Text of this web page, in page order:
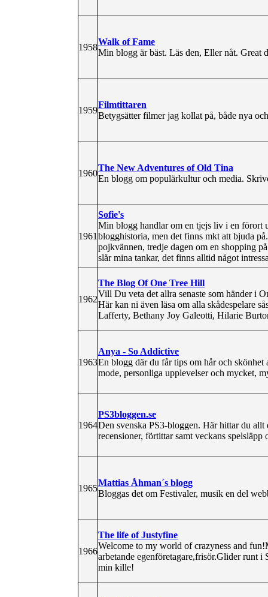
1958
Walk of Fame
Min blogg är bäst. Läs den, Eller nåt. Great
1959
Filmtittaren
Betygsätter filmer jag kollat på, både nya
1960
The New Adventures of Old Tina
En blogg om populärkultur och media.
1961
Sofie's
Min blogg handlar om en tjejs liv i en förort
blogghistoria, men det finns mkt att bjuda
pojkvännen, tredje dagen om en shopping
slår mina tankar, det finns alltid något
1962
The Blog Of One Tree Hill
Vill Du veta det allra senaste som händer i
Här kan ni även läsa om alla skådespelare
Lafferty, Bethany Joy Galeotti, Hilarie
1963
Anya - So Addictive
En blogg där du får tips om hår och
mode, personliga upplevelser och mycket,
1964
PS3bloggen.se
Den svenska PS3-bloggen. Här hittar du
recensioner, förtittar samt veckans spelsläpp
1965
Mattias Åhman´s blogg
Bloggas det om Festivaler, musik en del
1966
The life of Justyfine
Welcome to my world of crazyness and
arbetande egenföretagare,frisör.Glider runt
min kille!